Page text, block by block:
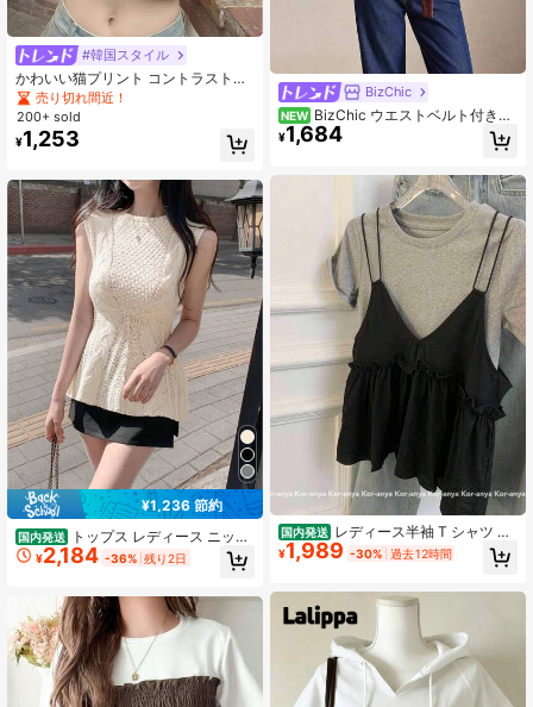
#韓国スタイル
かわいい猫プリント コントラストカ
ラー クロップド 半袖Tシャツ、フィ
ットしたミドリフ露出クロップトッ
プ レディース、夏カジュアル
売り切れ間近！
200+ sold
¥1,253
¥1,236 節約
国内発送
トップス レディース ニット
トップス セーター ノースリーブ タ
ンクトップ ハイネック ハイネックト
地 ギャザー ウエストマーク 細身 す
っきり 柔らかい 肌触り 着痩せ 韓国
風 フェミニン
¥2,184 -36% 残り2日
BizChic
NEW BizChic ウエストベルト付きラ
ウンドネックフレアヘムプルオーバ
ー、秋のフレンチエレガントセクシ
ジネス職場社交休暇フォーマルウェ
アハロウィンホリデーデイリーカジ
ュアル誕生日パーティー田舎ミニマ
リストラグジュアリーY2Kストリー
トウェア教会特別な機会ウェディン
グゲスト
¥1,684
国内発送 レディース半袖 T シャツ 韓
国レイヤードコーデ キャミソール重
ね着風 ゆるシルエット細見え 柔らか
薄手通気夏トップス 通学カフェデー
ト街ぶらつき
¥1,989 -30% 過去12時間